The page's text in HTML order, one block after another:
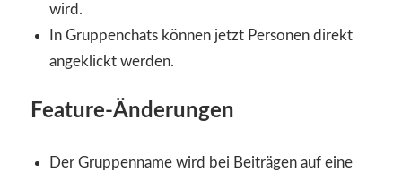
wird.
In Gruppenchats können jetzt Personen direkt
angeklickt werden.
Feature-Änderungen
Der Gruppenname wird bei Beiträgen auf eine